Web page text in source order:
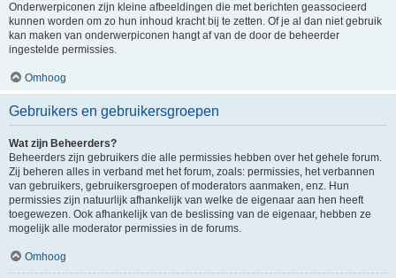
Onderwerpiconen zijn kleine afbeeldingen die met berichten geassocieerd
kunnen worden om zo hun inhoud kracht bij te zetten. Of je al dan niet gebruik
kan maken van onderwerpiconen hangt af van de door de beheerder
ingestelde permissies.
Omhoog
Gebruikers en gebruikersgroepen
Wat zijn Beheerders?
Beheerders zijn gebruikers die alle permissies hebben over het gehele forum.
Zij beheren alles in verband met het forum, zoals: permissies, het verbannen
van gebruikers, gebruikersgroepen of moderators aanmaken, enz. Hun
permissies zijn natuurlijk afhankelijk van welke de eigenaar aan hen heeft
toegewezen. Ook afhankelijk van de beslissing van de eigenaar, hebben ze
mogelijk alle moderator permissies in de forums.
Omhoog